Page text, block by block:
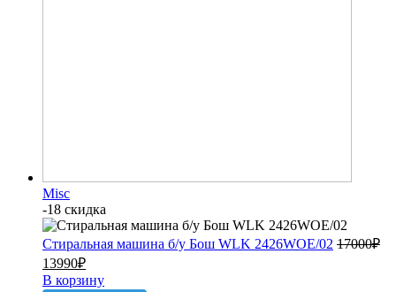
Misc
-18 скидка
Стиральная машина б/у Бош WLK 2426WOE/02 17000₽
13990₽
В корзину